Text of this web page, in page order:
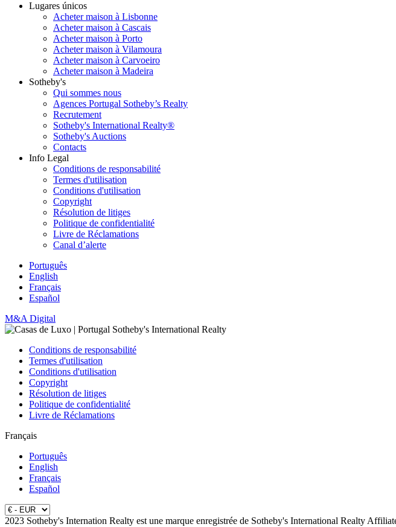
Lugares únicos
Acheter maison à Lisbonne
Acheter maison à Cascais
Acheter maison à Porto
Acheter maison à Vilamoura
Acheter maison à Carvoeiro
Acheter maison à Madeira
Sotheby's
Qui sommes nous
Agences Portugal Sotheby’s Realty
Recrutement
Sotheby's International Realty®
Sotheby's Auctions
Contacts
Info Legal
Conditions de responsabilité
Termes d'utilisation
Conditions d'utilisation
Copyright
Résolution de litiges
Politique de confidentialité
Livre de Réclamations
Canal d’alerte
Português
English
Français
Español
M&A Digital
Conditions de responsabilité
Termes d'utilisation
Conditions d'utilisation
Copyright
Résolution de litiges
Politique de confidentialité
Livre de Réclamations
Français
Português
English
Français
Español
2023 Sotheby's Internation Realty est une marque enregistrée de Sotheby's International Realty